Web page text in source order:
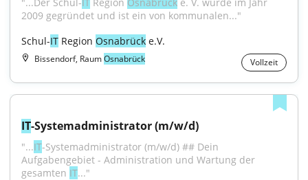
2009 gegründet und ist ein von kommunalen..."
Schul-IT Region Osnabrück e.V.
Bissendorf, RaumOsnabrück Vollzeit
IT-Systemadministrator (m/w/d)
"...IT-Systemadministrator (m/w/d) ## Dein
Aufgabengebiet - Administration und Wartung der
gesamten IT..."